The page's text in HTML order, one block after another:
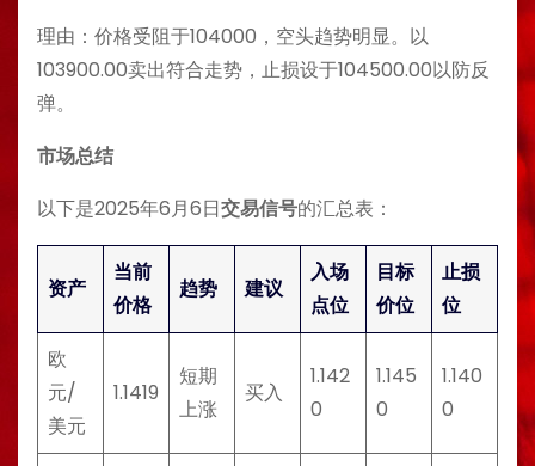
理由：价格受阻于104000，空头趋势明显。以
103900.00卖出符合走势，止损设于104500.00以防反
弹。
市场总结
以下是2025年6月6日交易信号的汇总表：
资产
当前
价格
趋势 建议
入场
点位
目标
价位
止损
位
欧
元/
美元
1.1419
短期
上涨
买入
1.142
0
1.145
0
1.140
0